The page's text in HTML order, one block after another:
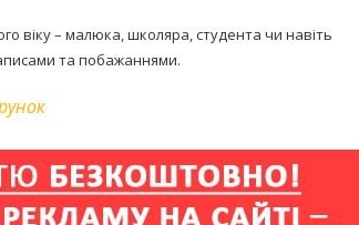
віку – малюка, школяра, студента чи навіть
та побажаннями.